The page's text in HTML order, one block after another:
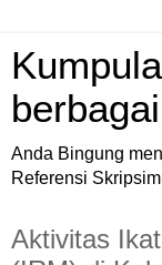
Anda Bingung
Referensi
Aktivitas